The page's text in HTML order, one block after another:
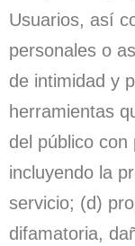
Usuarios, así
personales o
de intimidad y
herramientas
del público con
incluyendo la
servicio; (d)
difamatoria,